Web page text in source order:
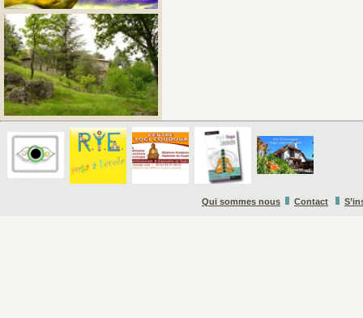
Qui sommes nous Contact